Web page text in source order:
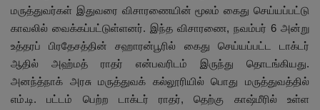
மருத்துவர்கள் இதுவரை விசாரணையின் மூலம் கைது செய்யப்பட்டு
காவலில் வைக்கப்பட்டுள்ளனர். இந்த விசாரணை, நவம்பர் 6 அன்று
உத்தரப் பிரதேசத்தின் சஹாரன்பூரில் கைது செய்யப்பட்ட டாக்டர்
ஆதில் அஹ்மத் ராதர் என்பவரிடம் இருந்து தொடங்கியது.
அனந்த்நாக் அரசு மருத்துவக் கல்லூரியில் பொது மருத்துவத்தில்
எம்.டி. பட்டம் பெற்ற டாக்டர் ராதர், தெற்கு காஷ்மீரில் உள்ள